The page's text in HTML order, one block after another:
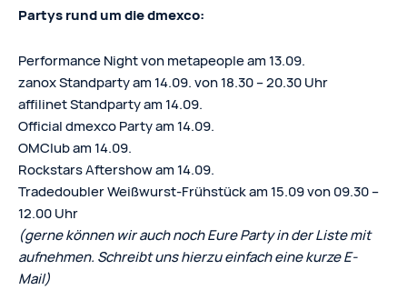
Partys rund um die dmexco:
Performance Night von metapeople am 13.09.
zanox Standparty am 14.09. von 18.30 – 20.30 Uhr
affilinet Standparty am 14.09.
Official dmexco Party am 14.09.
OMClub am 14.09.
Rockstars Aftershow am 14.09.
Tradedoubler Weißwurst-Frühstück am 15.09 von 09.30 –
12.00 Uhr
(gerne können wir auch noch Eure Party in der Liste mit
aufnehmen. Schreibt uns hierzu einfach eine kurze E-
Mail)